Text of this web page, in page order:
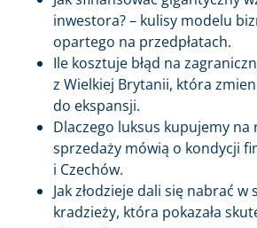
inwestora? – kulisy modelu
opartego na przedpłatach.
Ile kosztuje błąd na
z Wielkiej Brytanii, która
do ekspansji.
Dlaczego luksus kupujemy na
sprzedaży mówią o kondycji
i Czechów.
Jak złodzieje dali się nabrać
kradzieży, która pokazała